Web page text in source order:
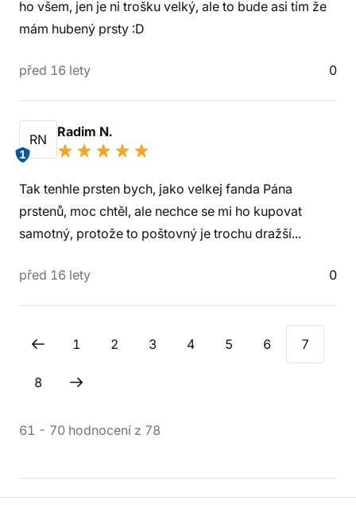
ho všem, jen je ni trošku velký, ale to bude asi tím že
mám hubený prsty :D
před 16 lety 0
RN
1
Radim N.
Tak tenhle prsten bych, jako velkej fanda Pána
prstenů, moc chtěl, ale nechce se mi ho kupovat
samotný, protože to poštovný je trochu dražší...
před 16 lety 0
1 2 3 4 5 6 7
8
61 - 70 hodnocení z 78